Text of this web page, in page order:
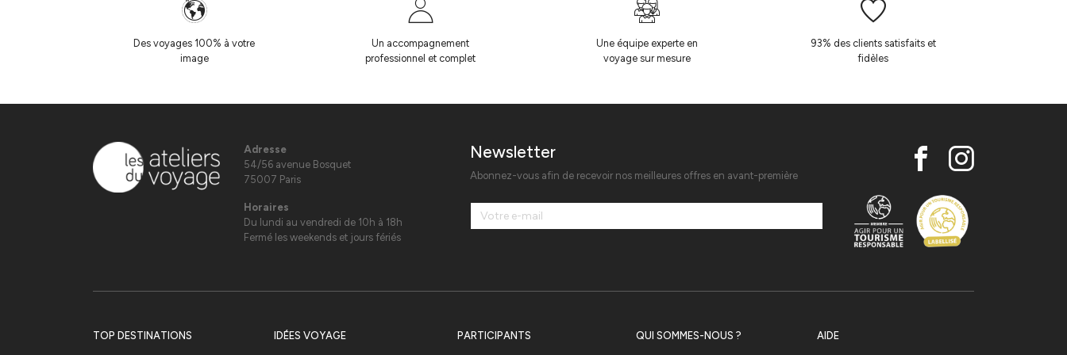
Des voyages 100% à votre
image
Un accompagnement
professionnel et complet
Une équipe experte en
voyage sur mesure
93% des clients satisfaits et
fidèles
Adresse
54/56 avenue Bosquet
75007 Paris
Horaires
Du lundi au vendredi de 10h à 18h
Fermé les weekends et jours fériés
Newsletter
Abonnez-vous afin de recevoir nos meilleures offres en avant-première
TOP DESTINATIONS IDÉES VOYAGE PARTICIPANTS QUI SOMMES-NOUS ? AIDE